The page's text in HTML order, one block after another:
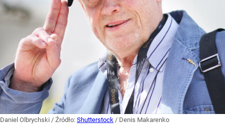
Daniel Olbrychski / Źródło: Shutterstock / Denis Makarenko